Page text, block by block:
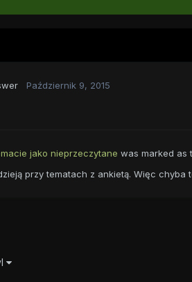
Październik 9, 2015
jako nieprzeczytane was marked as
przy tematach z ankietą. Więc